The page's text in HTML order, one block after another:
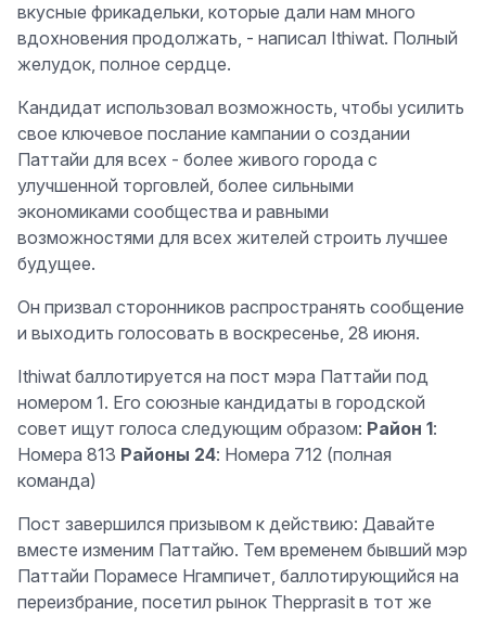
вкусные фрикадельки, которые дали нам много
вдохновения продолжать, - написал Ithiwat. Полный
желудок, полное сердце.
Кандидат использовал возможность, чтобы усилить
свое ключевое послание кампании о создании
Паттайи для всех - более живого города с
улучшенной торговлей, более сильными
экономиками сообщества и равными
возможностями для всех жителей строить лучшее
будущее.
Он призвал сторонников распространять сообщение
и выходить голосовать в воскресенье, 28 июня.
Ithiwat баллотируется на пост мэра Паттайи под
номером 1. Его союзные кандидаты в городской
совет ищут голоса следующим образом: Район 1:
Номера 813 Районы 24: Номера 712 (полная
команда)
Пост завершился призывом к действию: Давайте
вместе изменим Паттайю. Тем временем бывший мэр
Паттайи Порамесе Нгампичет, баллотирующийся на
переизбрание, посетил рынок Thepprasit в тот же